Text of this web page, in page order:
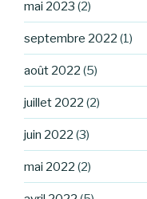
mai 2023 (2)
septembre 2022 (1)
août 2022 (5)
juillet 2022 (2)
juin 2022 (3)
mai 2022 (2)